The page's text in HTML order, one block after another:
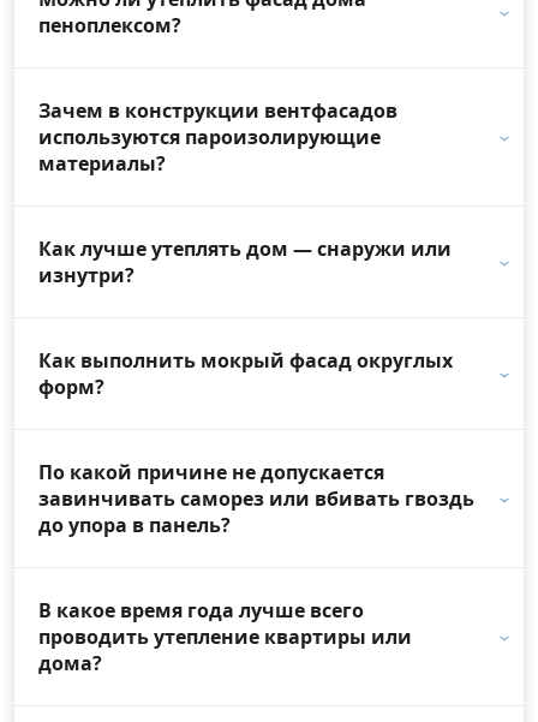
пеноплексом?
Зачем в конструкции вентфасадов
используются пароизолирующие
материалы?
Как лучше утеплять дом — снаружи или
изнутри?
Как выполнить мокрый фасад округлых
форм?
По какой причине не допускается
завинчивать саморез или вбивать гвоздь
до упора в панель?
В какое время года лучше всего
проводить утепление квартиры или
дома?